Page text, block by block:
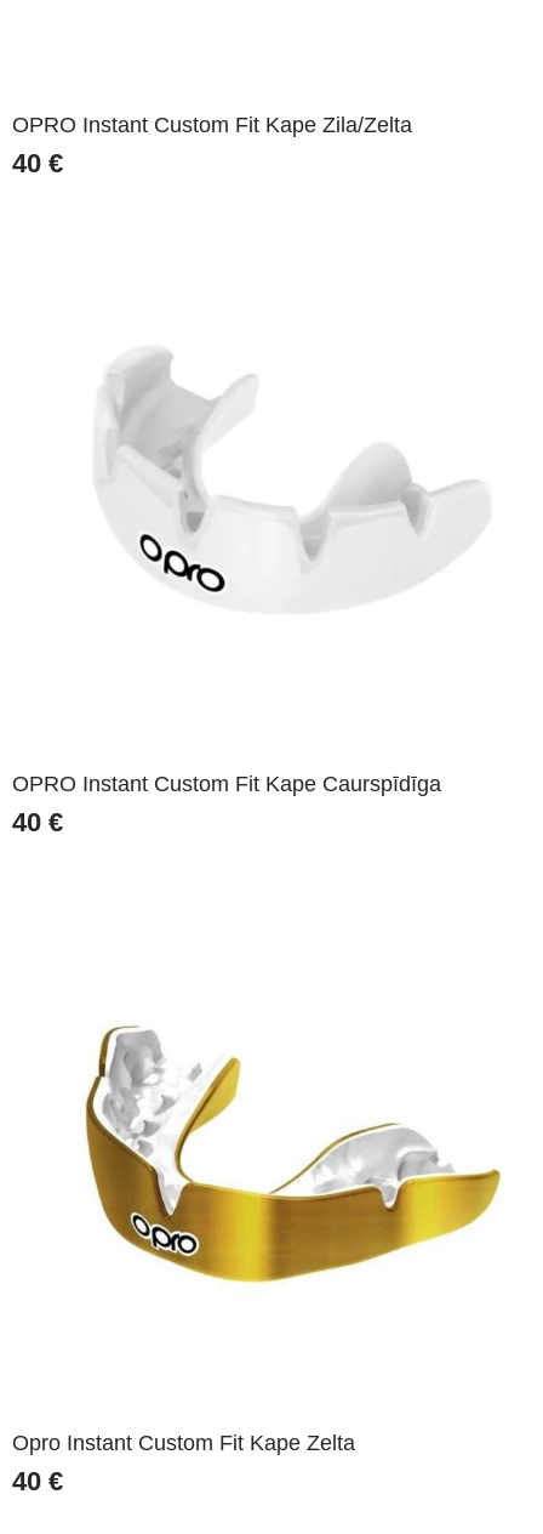
OPRO Instant Custom Fit Kape Zila/Zelta
40 €
OPRO Instant Custom Fit Kape Caurspīdīga
40 €
Opro Instant Custom Fit Kape Zelta
40 €